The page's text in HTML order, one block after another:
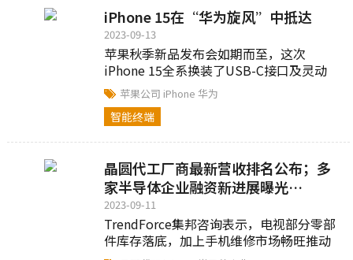
iPhone 15在“华为旋风”中抵达
2023-09-13
苹果秋季新品发布会如期而至，这次
iPhone 15全系换装了USB-C接口及灵动
岛，静音按钮、机身材质、颜色与重量发
生了变化，电池...
苹果公司 iPhone华为
智能终端
晶圆代工厂商最新营收排名公布；多
家半导体企业融资新进展曝光…
2023-09-11
TrendForce集邦咨询表示，电视部分零部
件库存落底，加上手机维修市场畅旺推动